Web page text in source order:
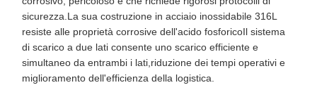
sicurezza.La sua costruzione in acciaio inossidabile 316L
resiste alle proprietà corrosive dell'acido fosforicoIl sistema
di scarico a due lati consente uno scarico efficiente e
simultaneo da entrambi i lati,riduzione dei tempi operativi e
miglioramento dell'efficienza della logistica.